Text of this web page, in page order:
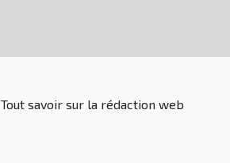
Tout savoir sur la rédaction web